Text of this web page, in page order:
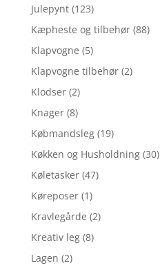
Julepynt (123)
Kæpheste og tilbehør (88)
Klapvogne (5)
Klapvogne tilbehør (2)
Klodser (2)
Knager (8)
Købmandsleg (19)
Køkken og Husholdning (30)
Køletasker (47)
Køreposer (1)
Kravlegårde (2)
Kreativ leg (8)
Lagen (2)